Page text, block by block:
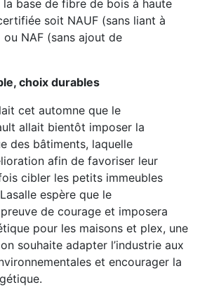
base de fibre de bois à haute
soit NAUF (sans liant à
ou NAF (sans ajout de
choix durables
cet automne que le
allait bientôt imposer la
des bâtiments, laquelle
afin de favoriser leur
cibler les petits immeubles
espère que le
de courage et imposera
pour les maisons et plex, une
souhaite adapter l’industrie aux
et encourager la